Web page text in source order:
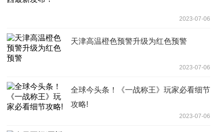
2023-07-06
天津高温橙色预警升级为红色预警
2023-07-06
全球今头条！《一战称王》玩家必看细节
攻略!
2023-07-06